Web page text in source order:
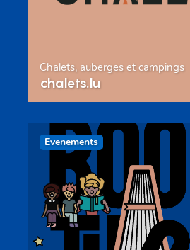
Chalets, auberges et campings
chalets.lu
Evenements